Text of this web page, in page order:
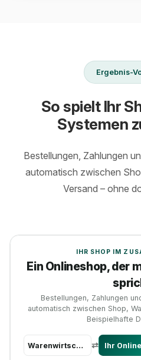
Ergebnis-
So spielt Ihr
Systemen
Bestellungen, Zahlungen
automatisch zwischen
Versand – ohne
IHR SHOP IM
Ein Onlineshop, der
Bestellungen, Zahlungen
automatisch zwischen Shop,
Beispielhafte
Warenwirtschaft Ihr